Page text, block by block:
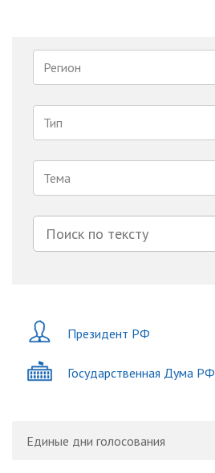
Регион
Тип
Тема
Президент РФ
Государственная Дума РФ
Единые дни голосования